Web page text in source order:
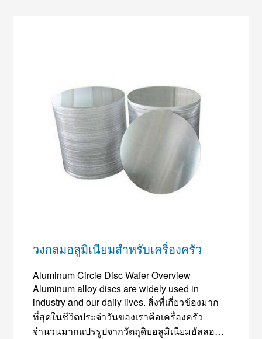
วงกลมอลูมิเนียมสำหรับเครื่องครัว
Aluminum Circle Disc Wafer Overview
Aluminum alloy discs are widely used in
industry and our daily lives. สิ่งที่เกี่ยวข้องมาก
ที่สุดในชีวิตประจำวันของเราคือเครื่องครัว
จำนวนมากแปรรูปจากวัตถุดิบอลูมิเนียมอัลลอยด์,